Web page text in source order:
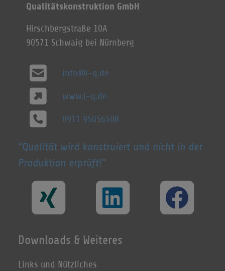
Qualitätskonstruktion GmbH
Hirschbergstraße 10A
90571 Schwaig bei Nürnberg
info@i-q.de
www.i-q.de
0911 95056508
Qualität wird konstruiert und nicht in der
Produktion erprüft!
Downloads & Weiteres
Links und Nützliches